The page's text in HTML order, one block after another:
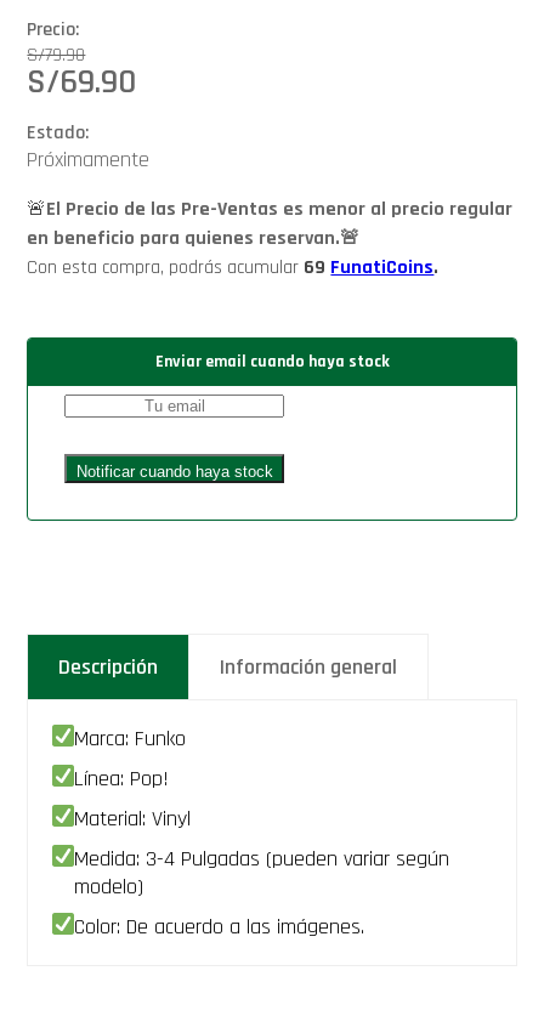
Precio:
S/79.90
S/69.90
Estado:
Próximamente
🚨El Precio de las Pre-Ventas es menor al precio regular
en beneficio para quienes reservan.🚨
Con esta compra, podrás acumular 69 FunatiCoins.
Enviar email cuando haya stock
Descripción Información general
Marca: Funko
Línea: Pop!
Material: Vinyl
Medida: 3-4 Pulgadas (pueden variar según
modelo)
Color: De acuerdo a las imágenes.